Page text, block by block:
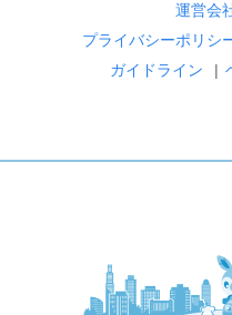
運営会
プライバシーポリシ
ガイドライン
|